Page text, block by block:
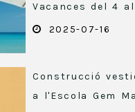
Vacances del 4
2025-07-16
Construcció
a l'Escola Gem